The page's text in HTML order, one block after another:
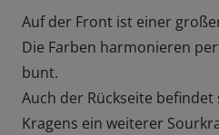
Auf der Front ist einer
Die Farben harmonieren
bunt.
Auch der Rückseite
Kragens ein weiterer